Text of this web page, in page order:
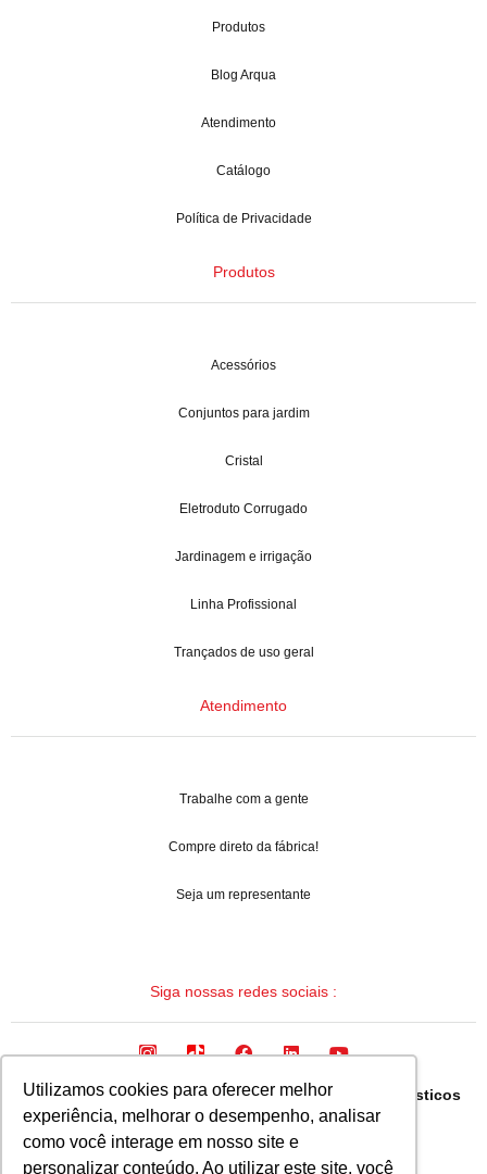
Utilizamos cookies para oferecer melhor
experiência, melhorar o desempenho, analisar
como você interage em nosso site e
personalizar conteúdo. Ao utilizar este site, você
Produtos
Blog Arqua
Atendimento
Catálogo
Política de Privacidade
Produtos
Acessórios
Conjuntos para jardim
Cristal
Eletroduto Corrugado
Jardinagem e irrigação
Linha Profissional
Trançados de uso geral
Atendimento
Trabalhe com a gente
Compre direto da fábrica!
Seja um representante
Siga nossas redes sociais :
Arqua Industria Brasileira de Mangueiras e Termoplasticos
Ltda.
CNPJ: 08.133.315/0001-19